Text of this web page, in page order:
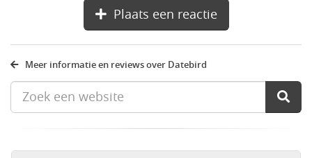
Plaats een reactie
Meer informatie en reviews over Datebird